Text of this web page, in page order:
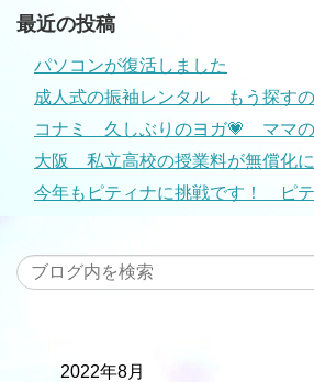
最近の投稿
パソコンが復活しました
成人式の振袖レンタル もう探す
コナミ 久しぶりのヨガ💗 ママ
大阪 私立高校の授業料が無償化
今年もピティナに挑戦です！ ピ
2022年8月